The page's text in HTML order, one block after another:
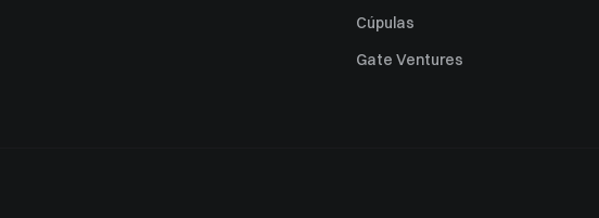
Cúpulas
Gate Ventures